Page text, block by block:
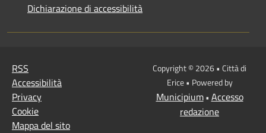
Dichiarazione di accessibilità
RSS
Accessibilità
Privacy
Cookie
Mappa del sito
Copyright © 2026 • Città di
Erice • Powered by
Municipium• Accesso
redazione